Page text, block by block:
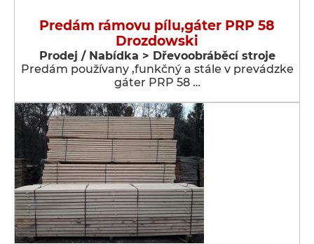
Predám rámovu pílu,gáter PRP 58
Drozdowski
Prodej / Nabídka > Dřevoobráběcí stroje
Predám používany ,funkčný a stále v prevádzke
gáter PRP 58 …